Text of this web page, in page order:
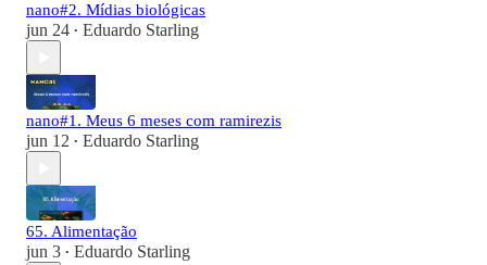
nano#2. Mídias biológicas
jun 24 • Eduardo Starling
nano#1. Meus 6 meses com ramirezis
jun 12 • Eduardo Starling
65. Alimentação
jun 3 • Eduardo Starling